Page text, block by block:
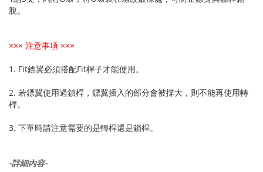
脫。
××× 注意事項 ×××
1. Fit鏢翼必須搭配Fit桿子才能使用。
2. 若鏢翼使用過鎖桿，鏢翼插入的部分會被撐大，則不能再使用轉
桿。
3. 下單時請注意需要的是轉桿還是鎖桿。
-詳細內容-